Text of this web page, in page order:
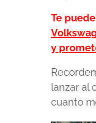
Te
y
lanzar al
cuanto